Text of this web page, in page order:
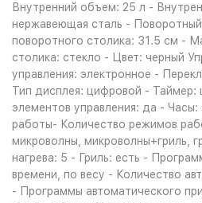
Внутренний объем: 25 л -
нержавеющая сталь -
поворотного столика: 31.5 см -
столика: стекло - Цвет: черный
управления: электронное -
Тип дисплея: цифровой - Таймер:
элементов управления: да -
работы- Количество режимов
микроволны, микроволны+гриль,
нагрева: 5 - Гриль: есть -
времени, по весу - Количество
- Программы автоматического